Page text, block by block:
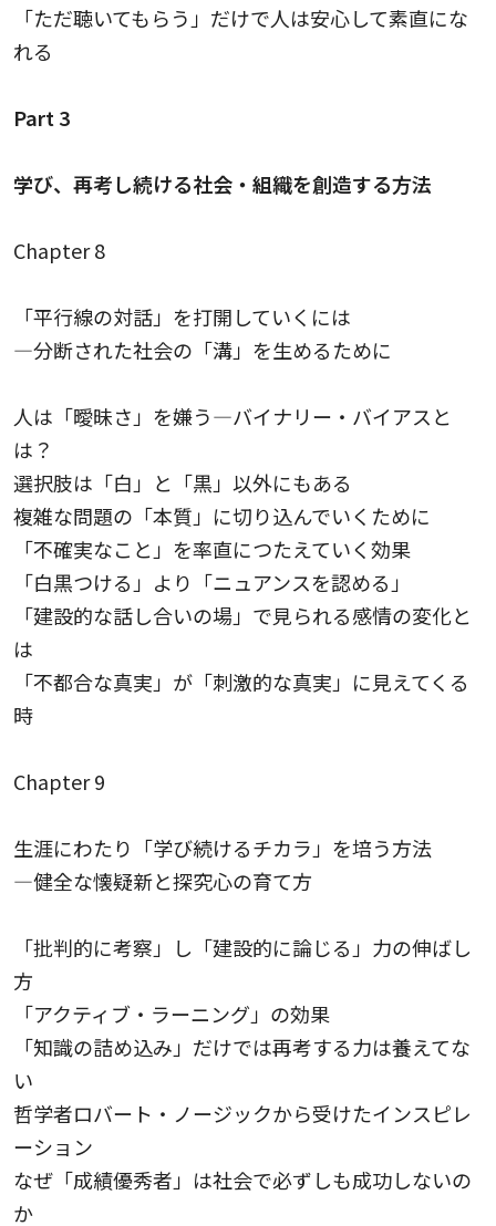
「ただ聴いてもらう」だけで人は安心して素直にな
れる
Part 3
学び、再考し続ける社会・組織を創造する方法
Chapter 8
「平行線の対話」を打開していくには
—分断された社会の「溝」を生めるために
人は「曖昧さ」を嫌う—バイナリー・バイアスと
は？
選択肢は「白」と「黒」以外にもある
複雑な問題の「本質」に切り込んでいくために
「不確実なこと」を率直につたえていく効果
「白黒つける」より「ニュアンスを認める」
「建設的な話し合いの場」で見られる感情の変化と
は
「不都合な真実」が「刺激的な真実」に見えてくる
時
Chapter 9
生涯にわたり「学び続けるチカラ」を培う方法
—健全な懐疑新と探究心の育て方
「批判的に考察」し「建設的に論じる」力の伸ばし
方
「アクティブ・ラーニング」の効果
「知識の詰め込み」だけでは再考する力は養えてな
い
哲学者ロバート・ノージックから受けたインスピレ
ーション
なぜ「成績優秀者」は社会で必ずしも成功しないの
か